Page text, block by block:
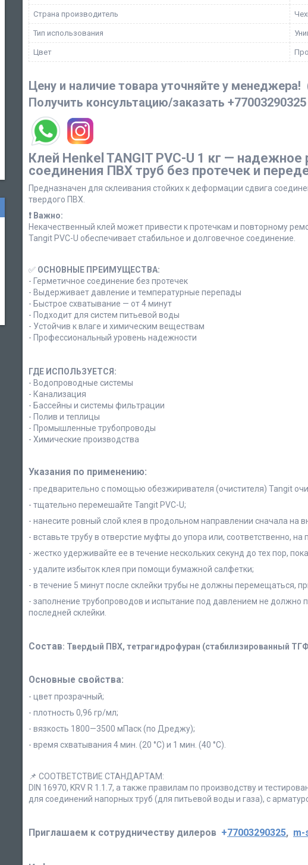
Страна производитель
Тип использования
Цвет
Цену и наличие товара уточняйте у менеджера!
Получить консультацию/заказать +77003290325
Клей Henkel TANGIT PVC-U 1 кг —
соединения ПВХ труб без протечек и
Предназначен для склеивания стойких к деформации сдвига
твердого ПВХ.
❗ Важно:
Некачественный клей может привести к протечкам и повторному
Tangit PVC-U обеспечивает стабильное и долговечное соединение.
✅ ОСНОВНЫЕ ПРЕИМУЩЕСТВА:
- Герметичное соединение без протечек
- Выдерживает давление и температурные перепады
- Быстрое схватывание — от 4 минут
- Подходит для систем питьевой воды
- Устойчив к влаге и химическим веществам
- Профессиональный уровень надежности
ГДЕ ИСПОЛЬЗУЕТСЯ:
- Водопроводные системы
- Канализация
- Бассейны и системы фильтрации
- Полив и теплицы
- Промышленные трубопроводы
- Химические производства
Указания по применению:
- предварительно с помощью обезжиривателя (очистителя) Tangit
- тщательно перемешайте Tangit PVC-U;
- нанесите ровный слой клея в продольном направлении сначала на
- вставьте трубу в отверстие муфты до упора или, соответственно,
- жестко удерживайте ее в течение нескольких секунд до тех пор,
- удалите избыток клея при помощи бумажной салфетки;
- в течение 5 минут после склейки трубы не должны перемещаться,
- заполнение трубопроводов и испытание под давлением не должно
последней склейки.
Состав: Твердый ПВХ, тетрагидрофуран (стабилизированный
Основные свойства:
- цвет прозрачный;
- плотность 0,96 гр/мл;
- вязкость 1800—3500 мПаск (по Дреджу);
- время схватывания 4 мин. (20 °C) и 1 мин. (40 °C).
📌 СООТВЕТСТВИЕ СТАНДАРТАМ:
DIN 16970, KRV R 1.1.7, а также правилам по производству и
для соединений напорных труб (для питьевой воды и газа), с
Приглашаем к сотрудничеству дилеров +77003290325, m-